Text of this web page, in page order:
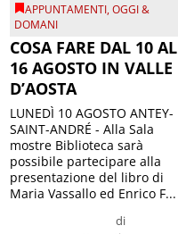
APPUNTAMENTI,OGGI &
DOMANI
COSA FARE DAL 10 AL
16 AGOSTO IN VALLE
D’AOSTA
di
LUNEDÌ 10 AGOSTO ANTEY-
SAINT-ANDRÉ - Alla Sala
mostre Biblioteca sarà
possibile partecipare alla
presentazione del libro di
Maria Vassallo ed Enrico F...